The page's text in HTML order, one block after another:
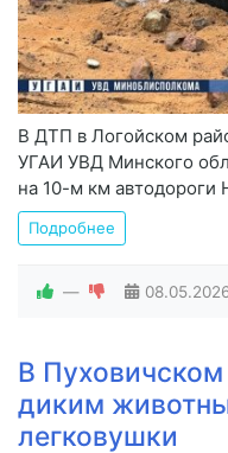
В ДТП в Логойском
УГАИ УВД Минского
на 10-м км
Подробнее
—
В
диким
легковушки